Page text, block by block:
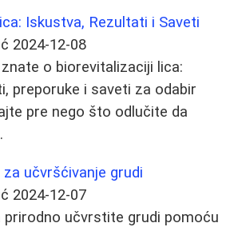
Iskustva, Rezultati i Saveti
2024-12-08
o biorevitalizaciji lica:
preporuke i saveti za odabir
pre nego što odlučite da
učvršćivanje grudi
2024-12-07
prirodno učvrstite grudi pomoću